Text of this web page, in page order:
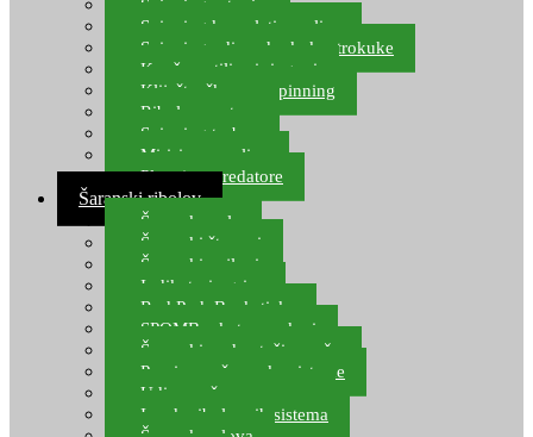
Spinning setovi
Spinning kompleti varalica
Spinning udice, dvokuke, trokuke
Kopče, vrtilice i ringovi
Kliješta, škare za spinning
Ribolov pastrve
Spinning torbe
Mirisi za varalice
Plovci za predatore
Šaranski ribolov
Šaranske role
Šaranski štapovi
Šaranski najloni
Indikatori ugriza
Rod Pod, Banksticks
SPOMB rakete, markeri
Šaranski podmetači, mreže
Pernice za šaranske sisteme
Udice za šarana, amura
Izrada ribolovnih sistema